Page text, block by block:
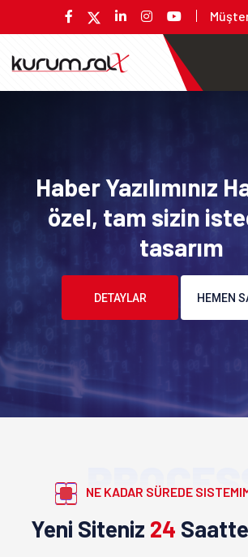
Haber Yazılımınız
özel, tam sizin
tasarım
DETAYLAR HEMEN
NE KADAR SÜREDE
Yeni Siteniz 24